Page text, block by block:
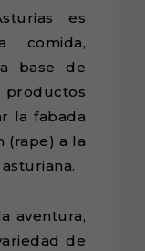
es
comida,
base de
la fabada
(rape) a la
aventura,
de